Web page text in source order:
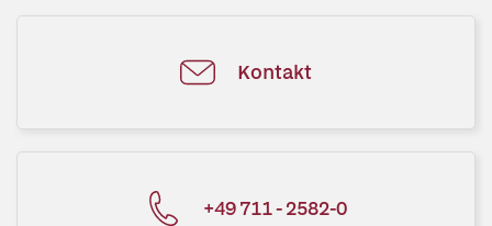
Kontakt
+49 711 - 2582-0